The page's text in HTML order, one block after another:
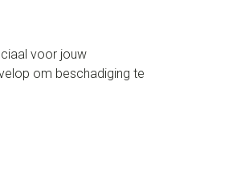
voor jouw
om beschadiging te